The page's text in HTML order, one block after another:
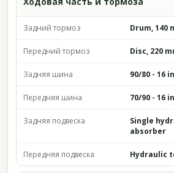
Задний тормоз Drum, 140
Передний тормоз Disc, 220
Задняя шина 90/80 - 16
Передняя шина 70/90 - 16
Задняя подвеска
Single
absorber
Передняя подвеска Hydraulic